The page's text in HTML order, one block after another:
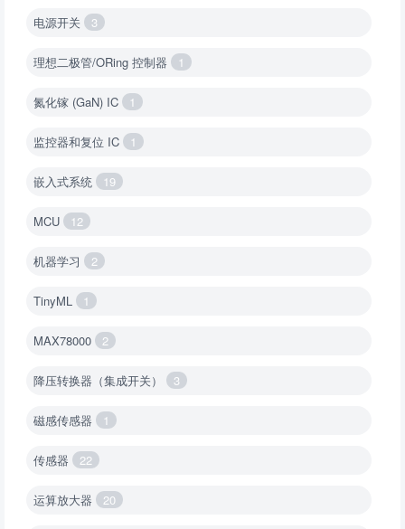
电源开关 3
理想二极管/ORing 控制器 1
氮化镓 (GaN) IC 1
监控器和复位 IC 1
嵌入式系统 19
MCU 12
机器学习 2
TinyML 1
MAX78000 2
降压转换器（集成开关） 3
磁感传感器 1
传感器 22
运算放大器 20